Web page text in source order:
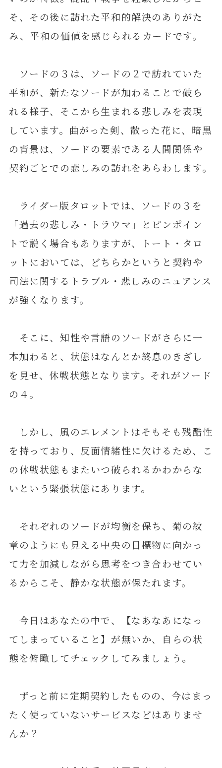
そ、その後に訪れた平和的解決のありがた
み、平和の価値を感じられるカードです。
ソードの３は、ソードの２で訪れていた
平和が、新たなソードが加わることで破ら
れる様子、そこから生まれる悲しみを表現
しています。曲がった剣、散った花に、暗黒
の背景は、ソードの要素である人間関係や
契約ごとでの悲しみの訪れをあらわします。
ライダー版タロットでは、ソードの３を
「過去の悲しみ・トラウマ」とピンポイン
トで説く場合もありますが、トート・タロ
ットにおいては、どちらかというと契約や
司法に関するトラブル・悲しみのニュアンス
が強くなります。
そこに、知性や言語のソードがさらに一
本加わると、状態はなんとか終息のきざし
を見せ、休戦状態となります。それがソード
の４。
しかし、風のエレメントはそもそも残酷性
を持っており、反面情緒性に欠けるため、こ
の休戦状態もまたいつ破られるかわからな
いという緊張状態にあります。
それぞれのソードが均衡を保ち、菊の紋
章のようにも見える中央の目標物に向かっ
て力を加減しながら思考をつき合わせてい
るからこそ、静かな状態が保たれます。
今日はあなたの中で、【なあなあになっ
てしまっていること】が無いか、自らの状
態を俯瞰してチェックしてみましょう。
ずっと前に定期契約したものの、今はまっ
たく使っていないサービスなどはありませ
んか？